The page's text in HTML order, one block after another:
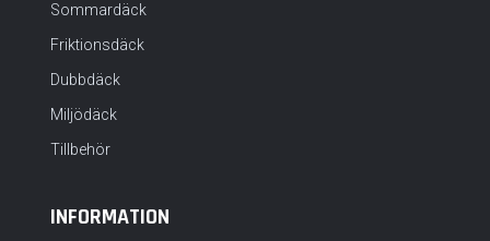
Sommardäck
Friktionsdäck
Dubbdäck
Miljödäck
Tillbehör
INFORMATION